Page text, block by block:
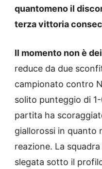
quantomeno il
terza vittoria
Il momento non è
reduce da due
campionato contro
solito punteggio di
partita ha
giallorossi in quanto
reazione. La
slegata sotto il